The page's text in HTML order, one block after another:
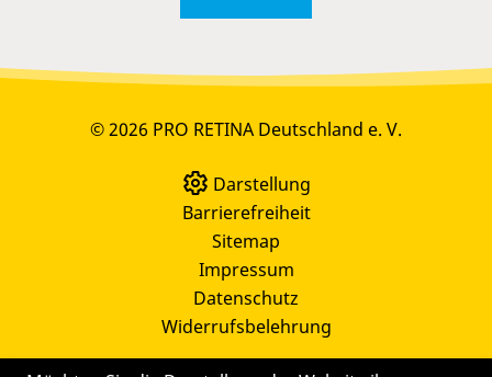
© 2026 PRO RETINA Deutschland e. V.
Darstellung
Barrierefreiheit
Sitemap
Impressum
Datenschutz
Widerrufsbelehrung